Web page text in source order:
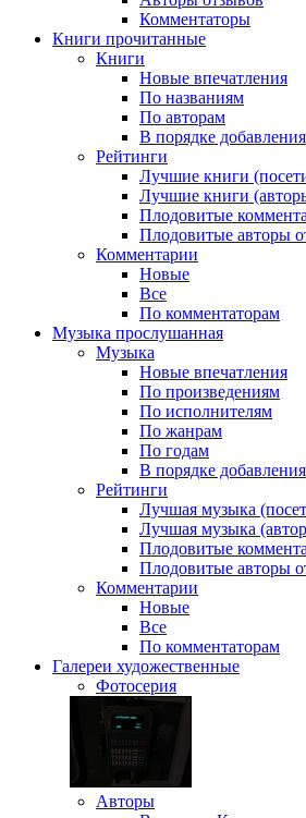
Комментаторы
Книги прочитанные
Книги
Новые впечатления
По названиям
По авторам
В порядке добавления
Рейтинги
Лучшие книги
Лучшие книги
Плодовитые
Плодовитые авторы
Комментарии
Новые
Все
По комментаторам
Музыка прослушанная
Музыка
Новые впечатления
По произведениям
По исполнителям
По жанрам
По годам
В порядке добавления
Рейтинги
Лучшая музыка
Лучшая музыка
Плодовитые
Плодовитые авторы
Комментарии
Новые
Все
По комментаторам
Галереи художественные
Фотосерия
Авторы